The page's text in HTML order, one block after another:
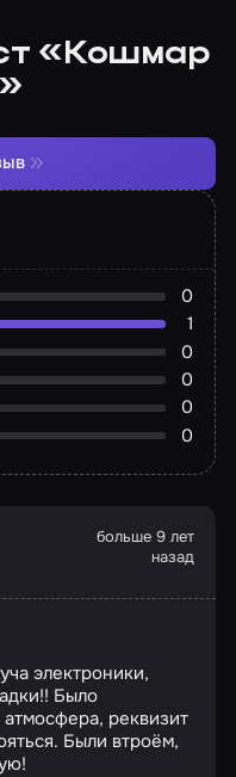
«Кошмар
0
1
0
0
0
0
больше 9 лет
назад
электроники,
Было
реквизит
Были втроём,